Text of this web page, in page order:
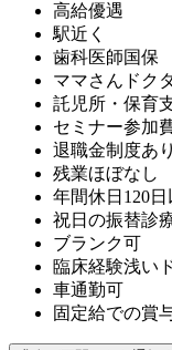
高給優遇
駅近く
歯科医師国保
ママさんドク
託児所・保育
セミナー参加
退職金制度あり
残業ほぼなし
年間休日120日
祝日の振替診
ブランク可
臨床経験浅い
車通勤可
固定給での賞